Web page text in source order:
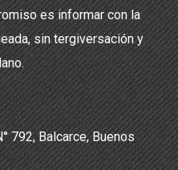
es informar con la
sin tergiversación y
792, Balcarce, Buenos